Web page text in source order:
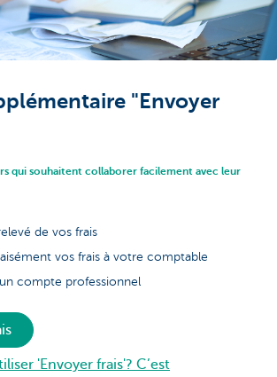
"Envoyer
qui souhaitent collaborer facilement avec leur
de vos frais
vos frais à votre comptable
compte professionnel
'Envoyer frais'? C’est